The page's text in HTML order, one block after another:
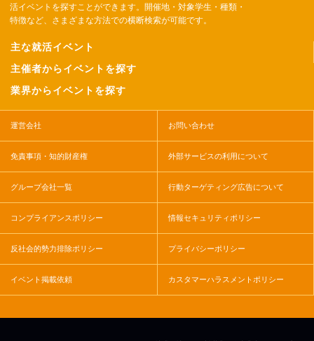
活イベントを探すことができます。開催地・対象学生・種類・
特徴など、さまざまな方法での横断検索が可能です。
主な就活イベント
主催者からイベントを探す
業界からイベントを探す
運営会社 お問い合わせ
免責事項・知的財産権 外部サービスの利用について
グループ会社一覧 行動ターゲティング広告について
コンプライアンスポリシー 情報セキュリティポリシー
反社会的勢力排除ポリシー プライバシーポリシー
イベント掲載依頼 カスタマーハラスメントポリシー